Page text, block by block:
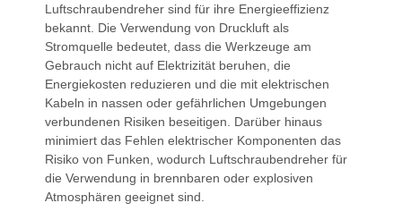
Luftschraubendreher sind für ihre Energieeffizienz
bekannt. Die Verwendung von Druckluft als
Stromquelle bedeutet, dass die Werkzeuge am
Gebrauch nicht auf Elektrizität beruhen, die
Energiekosten reduzieren und die mit elektrischen
Kabeln in nassen oder gefährlichen Umgebungen
verbundenen Risiken beseitigen. Darüber hinaus
minimiert das Fehlen elektrischer Komponenten das
Risiko von Funken, wodurch Luftschraubendreher für
die Verwendung in brennbaren oder explosiven
Atmosphären geeignet sind.